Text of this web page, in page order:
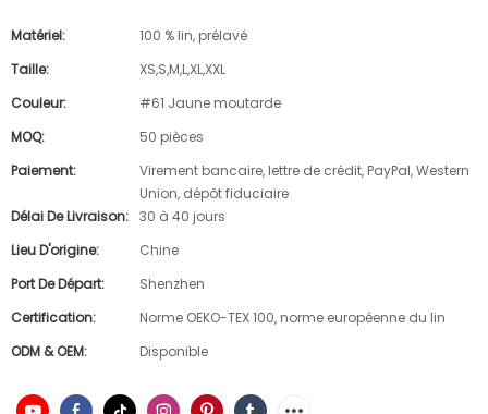
Matériel:
100 % lin, prélavé
Taille:
XS,S,M,L,XL,XXL
Couleur:
#61 Jaune moutarde
MOQ:
50 pièces
Paiement:
Virement bancaire, lettre de crédit, PayPal, Western
Union, dépôt fiduciaire
Délai De Livraison: 30 à 40 jours
Lieu D'origine:
Chine
Port De Départ:
Shenzhen
Certification:
Norme OEKO-TEX 100, norme européenne du lin
ODM & OEM:
Disponible